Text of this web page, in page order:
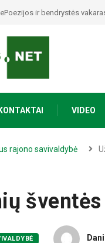
ir bendrystės vakaras
VIDEO
rajono savivaldybė